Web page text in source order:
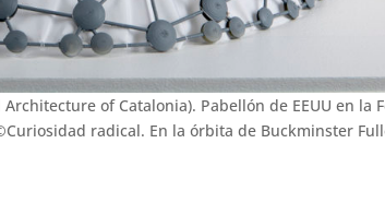
of Catalonia). Pabellón de EEUU en la
radical. En la órbita de Buckminster